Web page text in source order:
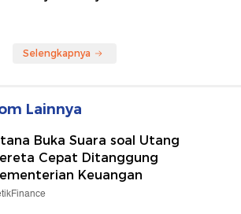
Selengkapnya
Lainnya
Buka Suara soal Utang
Cepat Ditanggung
Keuangan